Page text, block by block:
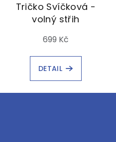
Tričko Svíčková -
volný střih
699 Kč
DETAIL